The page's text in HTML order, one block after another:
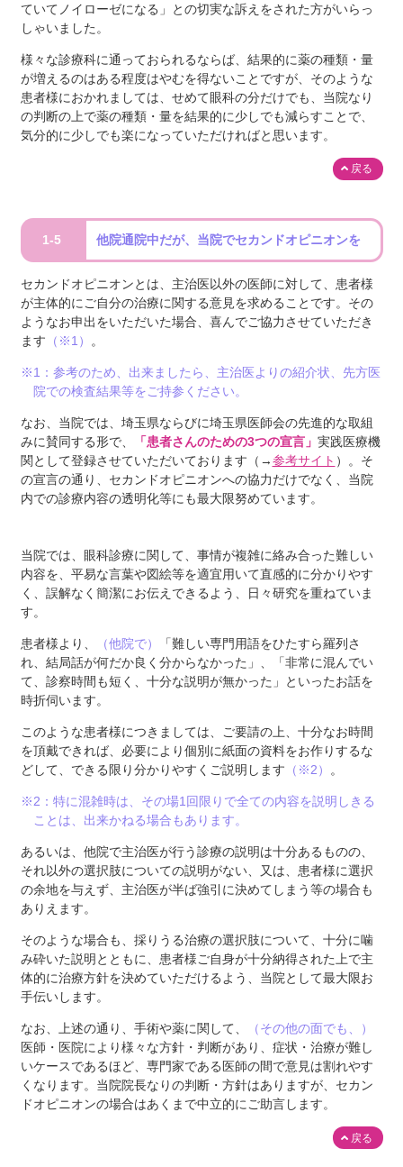
ていてノイローゼになる」との切実な訴えをされた方がいらっ
しゃいました。
様々な診療科に通っておられるならば、結果的に薬の種類・量
が増えるのはある程度はやむを得ないことですが、そのような
患者様におかれましては、せめて眼科の分だけでも、当院なり
の判断の上で薬の種類・量を結果的に少しでも減らすことで、
気分的に少しでも楽になっていただければと思います。
戻る
1-5 他院通院中だが、当院でセカンドオピニオンを
セカンドオピニオンとは、主治医以外の医師に対して、患者様
が主体的にご自分の治療に関する意見を求めることです。その
ようなお申出をいただいた場合、喜んでご協力させていただき
ます （※1） 。
※1：参考のため、出来ましたら、主治医よりの紹介状、先方医
院での検査結果等をご持参ください。
なお、当院では、埼玉県ならびに埼玉県医師会の先進的な取組
みに賛同する形で、
「患者さんのための3つの宣言」 実践医療機
関として登録させていただいております（→参考サイト ）。そ
の宣言の通り、セカンドオピニオンへの協力だけでなく、当院
内での診療内容の透明化等にも最大限努めています。
当院では、眼科診療に関して、事情が複雑に絡み合った難しい
内容を、平易な言葉や図絵等を適宜用いて直感的に分かりやす
く、誤解なく簡潔にお伝えできるよう、日々研究を重ねていま
す。
患者様より、 （他院で）
「難しい専門用語をひたすら羅列さ
れ、結局話が何だか良く分からなかった」、「非常に混んでい
て、診察時間も短く、十分な説明が無かった」といったお話を
時折伺います。
このような患者様につきましては、ご要請の上、十分なお時間
を頂戴できれば、必要により個別に紙面の資料をお作りするな
どして、できる限り分かりやすくご説明します （※2） 。
※2：特に混雑時は、その場1回限りで全ての内容を説明しきる
ことは、出来かねる場合もあります。
あるいは、他院で主治医が行う診療の説明は十分あるものの、
それ以外の選択肢についての説明がない、又は、患者様に選択
の余地を与えず、主治医が半ば強引に決めてしまう等の場合も
ありえます。
そのような場合も、採りうる治療の選択肢について、十分に噛
み砕いた説明とともに、患者様ご自身が十分納得された上で主
体的に治療方針を決めていただけるよう、当院として最大限お
手伝いします。
なお、上述の通り、手術や薬に関して、
（その他の面でも、）
医師・医院により様々な方針・判断があり、症状・治療が難し
いケースであるほど、専門家である医師の間で意見は割れやす
くなります。当院院長なりの判断・方針はありますが、セカン
ドオピニオンの場合はあくまで中立的にご助言します。
戻る